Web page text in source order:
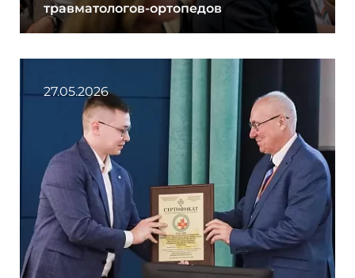
травматологов-ортопедов
27.05.2026